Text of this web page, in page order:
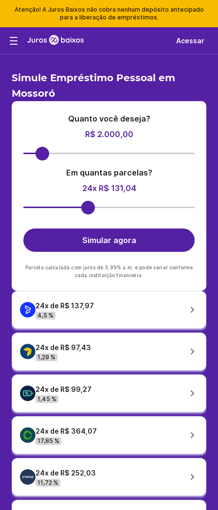
Atenção! A Juros Baixos não cobra nenhum depósito antecipado
para a liberação de empréstimos.
Acessar
Simule Empréstimo Pessoal em
Mossoró
Quanto você deseja?
R$ 2.000,00
Em quantas parcelas?
24x R$ 131,04
Simular agora
Parcela calculada com juros de 3,99% a.m. e pode variar conforme
cada instituição financeira.
24x de R$ 137,97
4,5 %
24x de R$ 97,43
1,29 %
24x de R$ 99,27
1,45 %
24x de R$ 364,07
17,85 %
24x de R$ 252,03
11,72 %